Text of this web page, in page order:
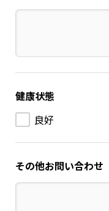
健康状態
良好
その他お問い合わせ